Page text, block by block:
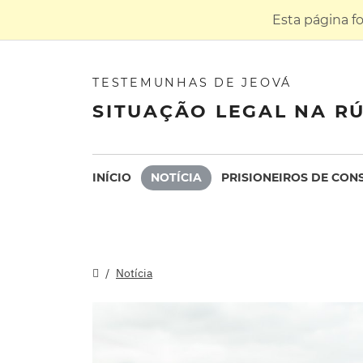
Esta página
TESTEMUNHAS DE JEOVÁ
SITUAÇÃO LEGAL NA
INÍCIO NOTÍCIA PRISIONEIROS DE
Notícia